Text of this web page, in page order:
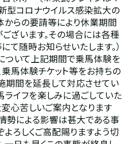
新型コロナウイルス感染拡大の
からの要請等により休業期間
ざいます。その場合には各種
て随時お知らせいたします。）
ついて上記期間で乗馬体験を
乗馬体験チケット等をお持ちの
期間を延長して対応させてい
ライフを楽しみに過ごしていた
心苦しいご案内となります
勢による影響は甚大である事
ろしくご高配賜りますよう切